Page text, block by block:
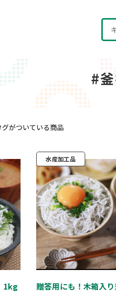
#
がついている商品
1kg
水産加工品
贈答用にも！木箱入